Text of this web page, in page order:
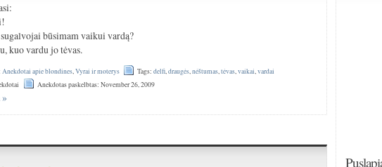
būsimam vaikui vardą?
kuo vardu jo tėvas.
Anekdotai apie blondines,Vyrai ir moterys Tags:delfi,draugės,nėštumas,tėvas,vaikai,vardai
Anekdotas paskelbtas: November 26, 2009